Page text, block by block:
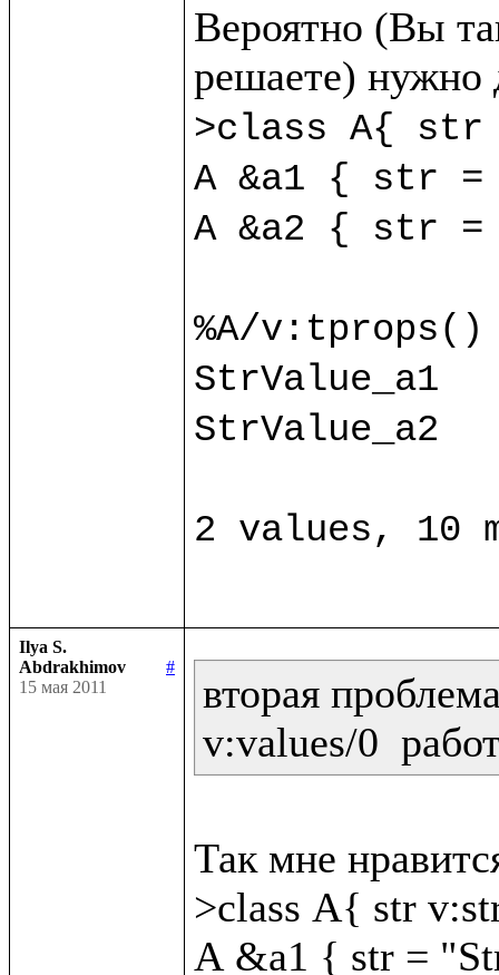
Вероятно (Вы
>class A{
A &a1 { str
A &a2 { str
%A/v:tprops()
StrValue_a1
StrValue_a2
Ilya S.
Abdrakhimov
#
15 мая 2011
вторая
v:values/0
Так мне
>class A{ str
A &a1 { str =